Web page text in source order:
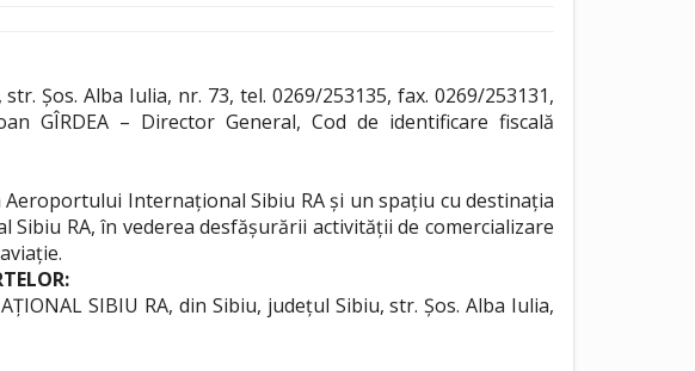
Șos. Alba Iulia, nr. 73, tel. 0269/253135, fax. 0269/253131,
GÎRDEA – Director General, Cod de identificare fiscală
Internațional Sibiu RA și un spațiu cu destinația
RA, în vederea desfășurării activității de comercializare
SIBIU RA, din Sibiu, județul Sibiu, str. Șos. Alba Iulia,